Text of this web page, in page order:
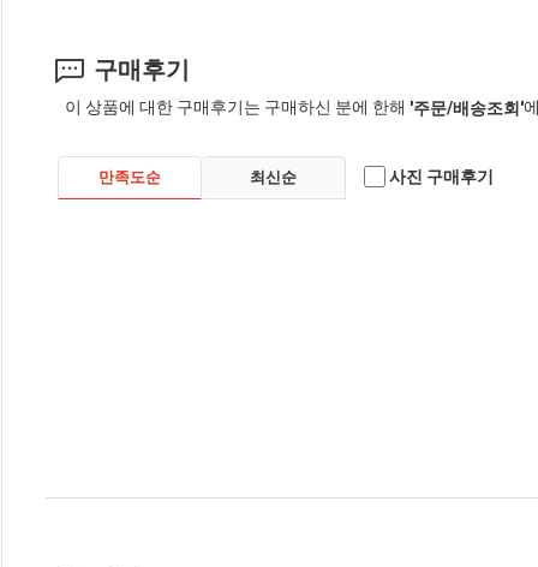
구매후기
이 상품에 대한 구매후기는 구매하신 분에 한해 '주문/배송조회'
만족도순 최신순 사진 구매후기